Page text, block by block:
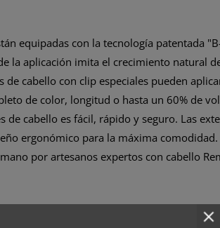
equipadas con la tecnología patentada
la aplicación imita el crecimiento natural
cabello con clip especiales pueden
de color, longitud o hasta un 60% de
cabello es fácil, rápido y seguro. Las
ergonómico para la máxima comodidad.
por artesanos expertos con cabello